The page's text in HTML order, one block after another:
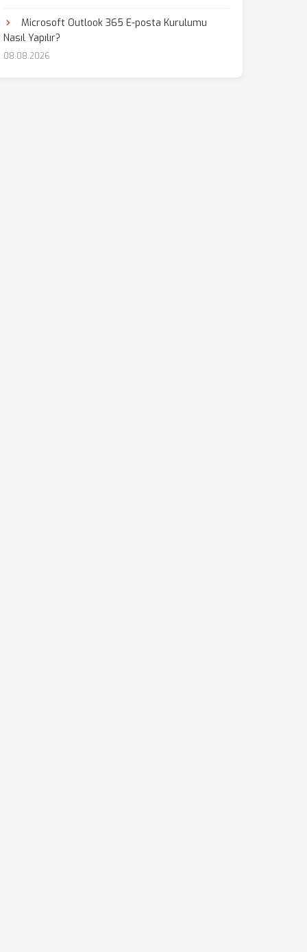
Microsoft Outlook 365 E-posta Kurulumu
Nasıl Yapılır?
08.08.2026